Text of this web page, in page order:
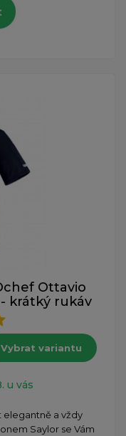
Ottavio
krátký rukáv
Vybrat variantu
u vás
a vždy
Saylor se Vám